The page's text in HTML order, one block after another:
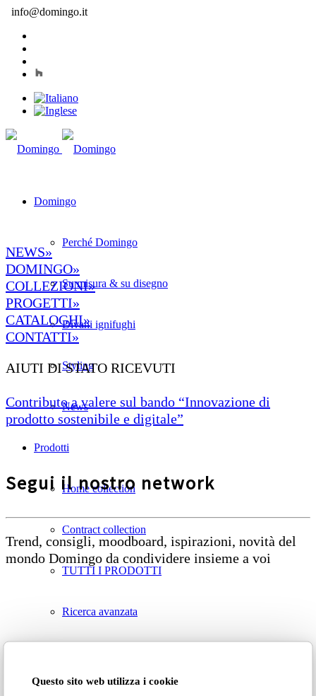
Questo sito web utilizza i cookie
info@domingo.it
Domingo
Perché Domingo
Su misura & su disegno
Divani ignifughi
Styling
News
Prodotti
Home collection
Contract collection
TUTTI I PRODOTTI
Ricerca avanzata
NEWS»
DOMINGO»
COLLEZIONI»
PROGETTI»
CATALOGHI»
CONTATTI»
AIUTI DI STATO RICEVUTI
Contributo a valere sul bando “Innovazione di
prodotto sostenibile e digitale”
Segui il nostro network
Trend, consigli, moodboard, ispirazioni, novità del
mondo Domingo da condividere insieme a voi